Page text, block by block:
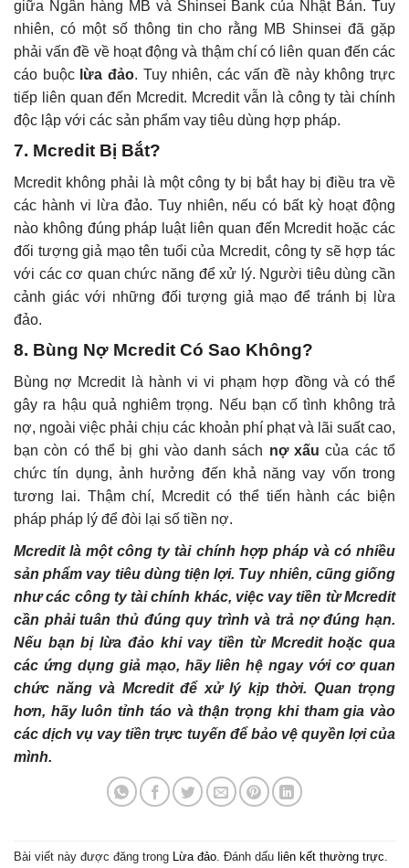
giữa Ngân hàng MB và Shinsei Bank của Nhật Bản. Tuy
nhiên, có một số thông tin cho rằng MB Shinsei đã gặp
phải vấn đề về hoạt động và thậm chí có liên quan đến các
cáo buộc lừa đảo. Tuy nhiên, các vấn đề này không trực
tiếp liên quan đến Mcredit. Mcredit vẫn là công ty tài chính
độc lập với các sản phẩm vay tiêu dùng hợp pháp.
7. Mcredit Bị Bắt?
Mcredit không phải là một công ty bị bắt hay bị điều tra về
các hành vi lừa đảo. Tuy nhiên, nếu có bất kỳ hoạt động
nào không đúng pháp luật liên quan đến Mcredit hoặc các
đối tượng giả mạo tên tuổi của Mcredit, công ty sẽ hợp tác
với các cơ quan chức năng để xử lý. Người tiêu dùng cần
cảnh giác với những đối tượng giả mạo để tránh bị lừa
đảo.
8. Bùng Nợ Mcredit Có Sao Không?
Bùng nợ Mcredit là hành vi vi phạm hợp đồng và có thể
gây ra hậu quả nghiêm trọng. Nếu bạn cố tình không trả
nợ, ngoài việc phải chịu các khoản phí phạt và lãi suất cao,
bạn còn có thể bị ghi vào danh sách nợ xấu của các tổ
chức tín dụng, ảnh hưởng đến khả năng vay vốn trong
tương lai. Thậm chí, Mcredit có thể tiến hành các biện
pháp pháp lý để đòi lại số tiền nợ.
Mcredit là một công ty tài chính hợp pháp và có nhiều
sản phẩm vay tiêu dùng tiện lợi. Tuy nhiên, cũng giống
như các công ty tài chính khác, việc vay tiền từ Mcredit
cần phải tuân thủ đúng quy trình và trả nợ đúng hạn.
Nếu bạn bị lừa đảo khi vay tiền từ Mcredit hoặc qua
các ứng dụng giả mạo, hãy liên hệ ngay với cơ quan
chức năng và Mcredit để xử lý kịp thời. Quan trọng
hơn, hãy luôn tỉnh táo và thận trọng khi tham gia vào
các dịch vụ vay tiền trực tuyến để bảo vệ quyền lợi của
mình.
Bài viết này được đăng trong Lừa đảo . Đánh dấu liên kết thường trực